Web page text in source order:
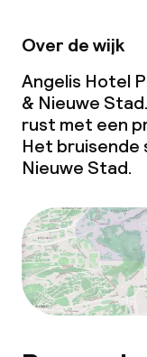
Over de wijk
Angelis Hotel
& Nieuwe
rust met een
Het bruisende
Nieuwe Stad.